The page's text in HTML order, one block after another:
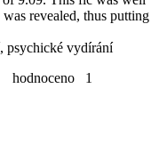
revealed, thus putting
psychické vydírání
hodnoceno 1